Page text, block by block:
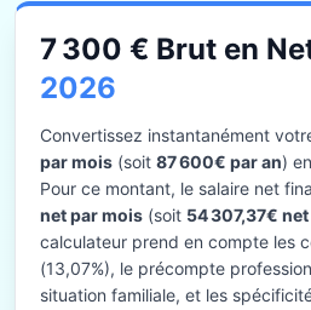
7 300 € Brut en
2026
Convertissez instantanément
par mois (soit 87 600€ par an)
Pour ce montant, le salaire net
net par mois (soit 54 307,37€
calculateur prend en compte les
(13,07%), le précompte
situation familiale, et les